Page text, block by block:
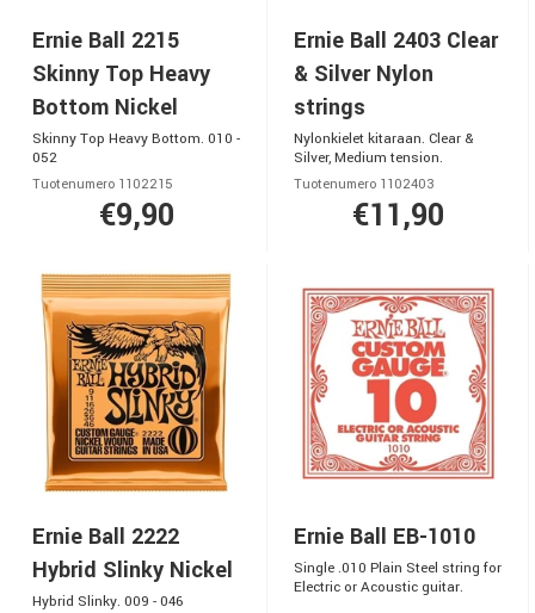
Ernie Ball 2215
Skinny Top Heavy
Bottom Nickel
Skinny Top Heavy Bottom. 010 -
052
Tuotenumero 1102215
€9,90
Ernie Ball 2403 Clear
& Silver Nylon
strings
Nylonkielet kitaraan. Clear &
Silver, Medium tension.
Tuotenumero 1102403
€11,90
Ernie Ball 2222
Hybrid Slinky Nickel
Hybrid Slinky. 009 - 046
Ernie Ball EB-1010
Single .010 Plain Steel string for
Electric or Acoustic guitar.